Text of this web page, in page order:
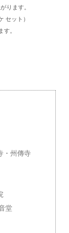
ります。
セット）
。
州傳寺
堂